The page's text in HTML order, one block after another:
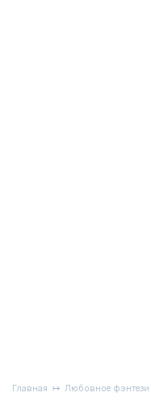
Главная Любовное фэнтези